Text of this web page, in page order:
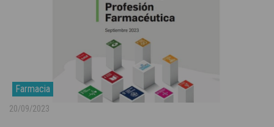
Farmacia
20/09/2023